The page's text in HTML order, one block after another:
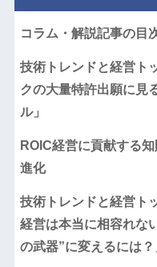
コラム・解説記事の目
技術トレンドと経営ト
クの大量特許出願に見
ル」
ROIC経営に貢献する
進化
技術トレンドと経営ト
経営は本当に相容れな
の武器”に変えるには？